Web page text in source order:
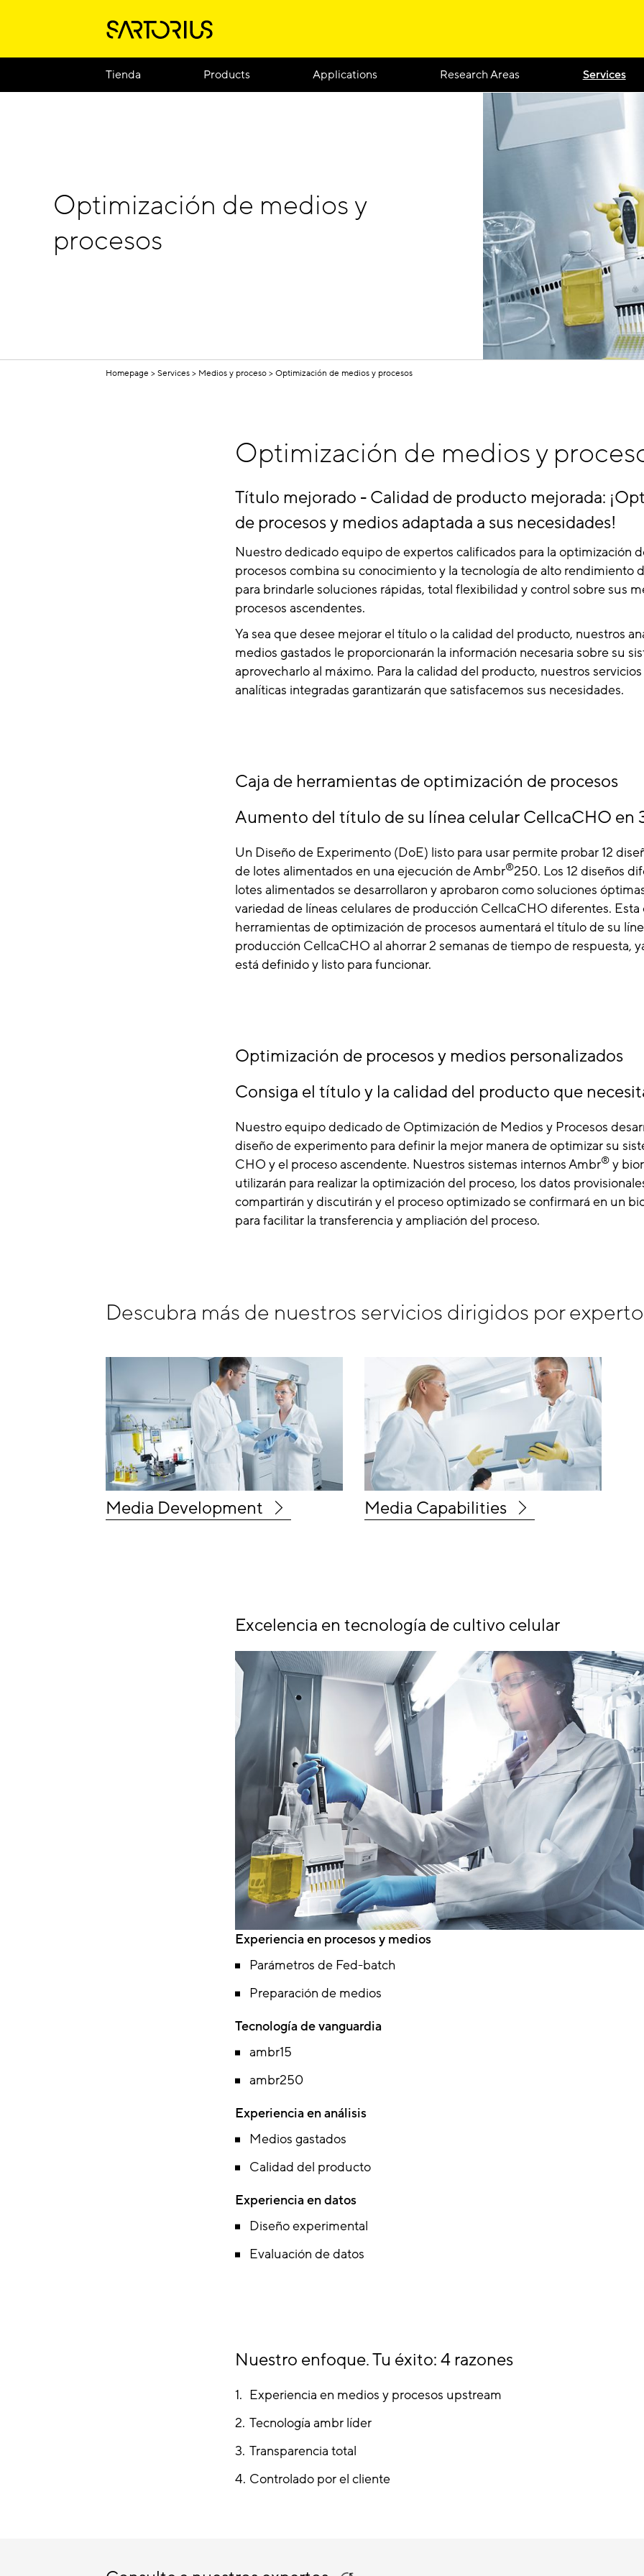
Tienda Products Applications Research Areas Services
Optimización de medios y
procesos
Homepage Services Medios y proceso Optimización de medios y procesos
Optimización de medios y
Título mejorado - Calidad de producto mejorada:
de procesos y medios adaptada a sus necesidades!
Nuestro dedicado equipo de expertos calificados para la optimización
procesos combina su conocimiento y la tecnología de alto rendimiento
para brindarle soluciones rápidas, total flexibilidad y control sobre sus
procesos ascendentes.
Ya sea que desee mejorar el título o la calidad del producto, nuestros
medios gastados le proporcionarán la información necesaria sobre su
aprovecharlo al máximo. Para la calidad del producto, nuestros
analíticas integradas garantizarán que satisfacemos sus necesidades.
Caja de herramientas de optimización de procesos
Aumento del título de su línea celular CellcaCHO en
Un Diseño de Experimento (DoE) listo para usar permite probar 12
de lotes alimentados en una ejecución de Ambr®250. Los 12 diseños
lotes alimentados se desarrollaron y aprobaron como soluciones
variedad de líneas celulares de producción CellcaCHO diferentes. Esta
herramientas de optimización de procesos aumentará el título de su
producción CellcaCHO al ahorrar 2 semanas de tiempo de respuesta,
está definido y listo para funcionar.
Optimización de procesos y medios personalizados
Consiga el título y la calidad del producto que
Nuestro equipo dedicado de Optimización de Medios y Procesos
diseño de experimento para definir la mejor manera de optimizar su
CHO y el proceso ascendente. Nuestros sistemas internos Ambr® y
utilizarán para realizar la optimización del proceso, los datos
compartirán y discutirán y el proceso optimizado se confirmará en un
para facilitar la transferencia y ampliación del proceso.
Descubra más de nuestros servicios dirigidos por
Media Development Media Capabilities
Excelencia en tecnología de cultivo celular
Experiencia en procesos y medios
Parámetros de Fed-batch
Preparación de medios
Tecnología de vanguardia
ambr15
ambr250
Experiencia en análisis
Medios gastados
Calidad del producto
Experiencia en datos
Diseño experimental
Evaluación de datos
Nuestro enfoque. Tu éxito: 4 razones
Experiencia en medios y procesos upstream
Tecnología ambr líder
Transparencia total
Controlado por el cliente